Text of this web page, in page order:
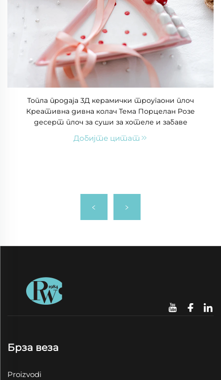
Топла продаја 3Д керамички троугаони плоч
Креативна дивна колач Тема Порцелан Розе
десерт плоч за суши за хотеле и забаве
Добијте цитат
Брза веза
Proizvodi